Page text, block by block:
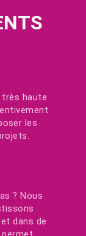
très haute
les
? Nous
dans de